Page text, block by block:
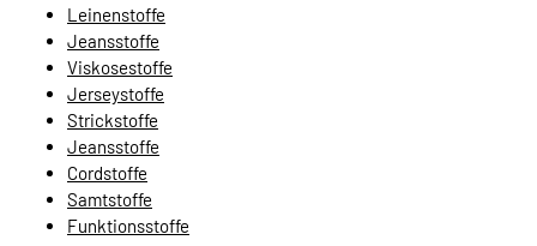
Leinenstoffe
Jeansstoffe
Viskosestoffe
Jerseystoffe
Strickstoffe
Jeansstoffe
Cordstoffe
Samtstoffe
Funktionsstoffe